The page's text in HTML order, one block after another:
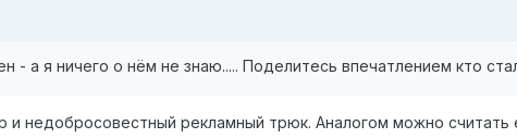
а я ничего о нём не знаю..... Поделитесь впечатлением кто
и недобросовестный рекламный трюк. Аналогом можно считать